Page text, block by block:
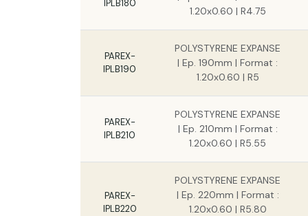
IPLB180
1.20x0.60 | R4.75
PAREX-
IPLB190
POLYSTYRENE EXPANSE
| Ep. 190mm | Format :
1.20x0.60 | R5
PAREX-
IPLB210
POLYSTYRENE EXPANSE
| Ep. 210mm | Format :
1.20x0.60 | R5.55
PAREX-
IPLB220
POLYSTYRENE EXPANSE
| Ep. 220mm | Format :
1.20x0.60 | R5.80